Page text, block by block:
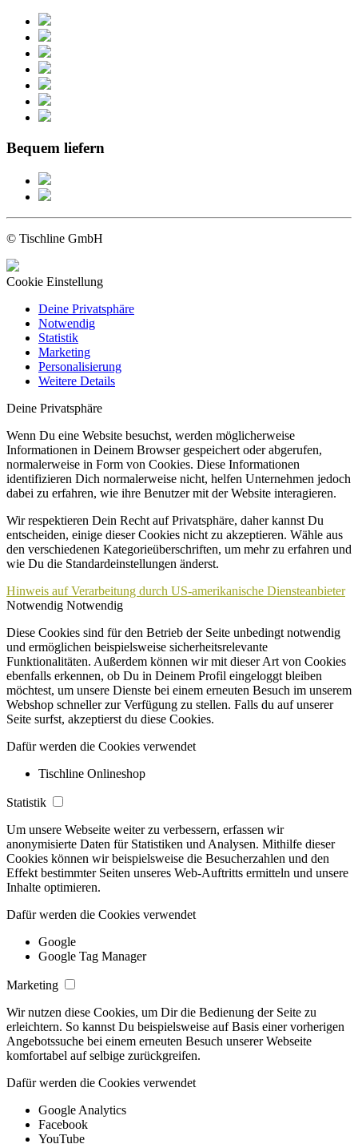
Bequem liefern
© Tischline GmbH
Cookie Einstellung
Deine Privatsphäre
Notwendig
Statistik
Marketing
Personalisierung
Weitere Details
Deine Privatsphäre
Wenn Du eine Website besuchst, werden möglicherweise
Informationen in Deinem Browser gespeichert oder abgerufen,
normalerweise in Form von Cookies. Diese Informationen
identifizieren Dich normalerweise nicht, helfen Unternehmen jedoch
dabei zu erfahren, wie ihre Benutzer mit der Website interagieren.
Wir respektieren Dein Recht auf Privatsphäre, daher kannst Du
entscheiden, einige dieser Cookies nicht zu akzeptieren. Wähle aus
den verschiedenen Kategorieüberschriften, um mehr zu erfahren und
wie Du die Standardeinstellungen änderst.
Hinweis auf Verarbeitung durch US-amerikanische Diensteanbieter
Notwendig Notwendig
Diese Cookies sind für den Betrieb der Seite unbedingt notwendig
und ermöglichen beispielsweise sicherheitsrelevante
Funktionalitäten. Außerdem können wir mit dieser Art von Cookies
ebenfalls erkennen, ob Du in Deinem Profil eingeloggt bleiben
möchtest, um unsere Dienste bei einem erneuten Besuch im unserem
Webshop schneller zur Verfügung zu stellen. Falls du auf unserer
Seite surfst, akzeptierst du diese Cookies.
Dafür werden die Cookies verwendet
Tischline Onlineshop
Statistik
Um unsere Webseite weiter zu verbessern, erfassen wir
anonymisierte Daten für Statistiken und Analysen. Mithilfe dieser
Cookies können wir beispielsweise die Besucherzahlen und den
Effekt bestimmter Seiten unseres Web-Auftritts ermitteln und unsere
Inhalte optimieren.
Dafür werden die Cookies verwendet
Google
Google Tag Manager
Marketing
Wir nutzen diese Cookies, um Dir die Bedienung der Seite zu
erleichtern. So kannst Du beispielsweise auf Basis einer vorherigen
Angebotssuche bei einem erneuten Besuch unserer Webseite
komfortabel auf selbige zurückgreifen.
Dafür werden die Cookies verwendet
Google Analytics
Facebook
YouTube